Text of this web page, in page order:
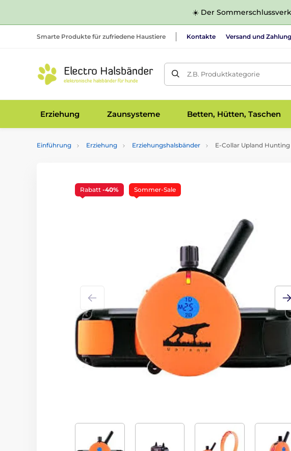
☀️ Der
Smarte Produkte für zufriedene Haustiere Kontakte Versand und Zahlung
Z.B. Produktkategorie
Erziehung Zaunsysteme Betten, Hütten, Taschen
Einführung Erziehung Erziehungshalsbänder E-Collar Upland Hunting
Rabatt -40% Sommer-Sale